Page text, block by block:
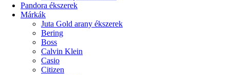
Pandora ékszerek
Márkák
Juta Gold arany ékszerek
Bering
Boss
Calvin Klein
Casio
Citizen